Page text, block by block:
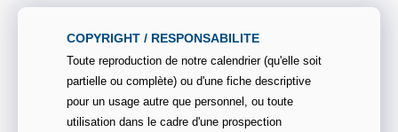
COPYRIGHT / RESPONSABILITE
Toute reproduction de notre calendrier (qu'elle soit
partielle ou complète) ou d'une fiche descriptive
pour un usage autre que personnel, ou toute
utilisation dans le cadre d'une prospection